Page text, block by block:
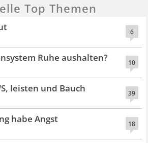
Top Themen
6
10
Ruhe aushalten?
39
leisten und Bauch
18
habe Angst